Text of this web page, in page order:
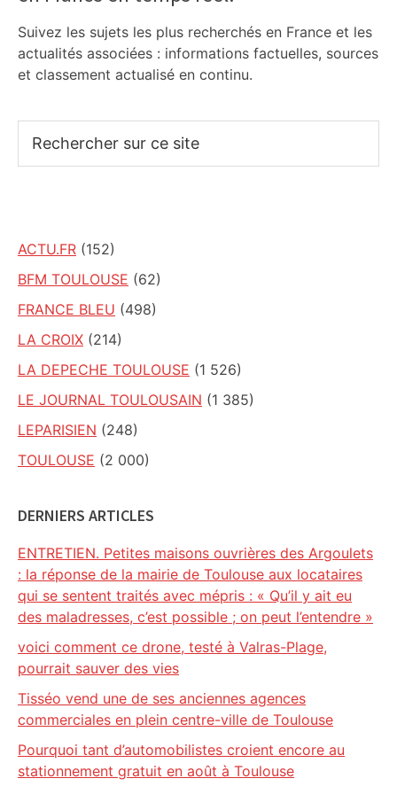
Suivez les sujets les plus recherchés en France et les
actualités associées : informations factuelles, sources
et classement actualisé en continu.
sur
ACTU.FR (152)
BFM TOULOUSE (62)
FRANCE BLEU (498)
LA CROIX (214)
LA DEPECHE TOULOUSE (1 526)
LE JOURNAL TOULOUSAIN (1 385)
LEPARISIEN (248)
TOULOUSE (2 000)
DERNIERS ARTICLES
ENTRETIEN. Petites maisons ouvrières des Argoulets
: la réponse de la mairie de Toulouse aux locataires
qui se sentent traités avec mépris : « Qu’il y ait eu
des maladresses, c’est possible ; on peut l’entendre »
voici comment ce drone, testé à Valras-Plage,
pourrait sauver des vies
Tisséo vend une de ses anciennes agences
commerciales en plein centre-ville de Toulouse
Pourquoi tant d’automobilistes croient encore au
stationnement gratuit en août à Toulouse